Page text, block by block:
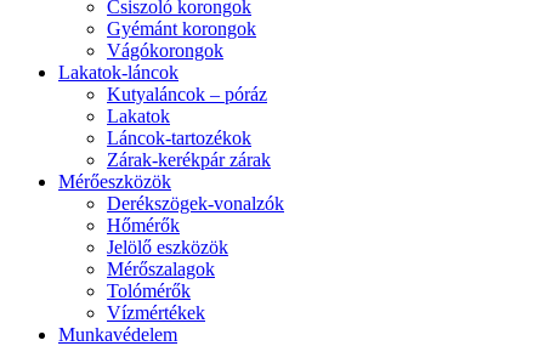
Csiszoló korongok
Gyémánt korongok
Vágókorongok
Lakatok-láncok
Kutyaláncok – póráz
Lakatok
Láncok-tartozékok
Zárak-kerékpár zárak
Mérőeszközök
Derékszögek-vonalzók
Hőmérők
Jelölő eszközök
Mérőszalagok
Tolómérők
Vízmértékek
Munkavédelem